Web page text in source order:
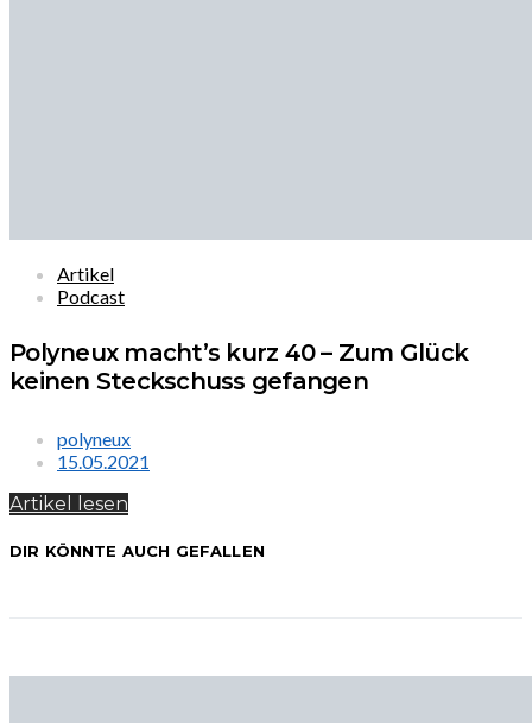
Artikel
Podcast
Polyneux macht’s kurz 40 – Zum Glück
keinen Steckschuss gefangen
polyneux
15.05.2021
Artikel lesen
DIR KÖNNTE AUCH GEFALLEN